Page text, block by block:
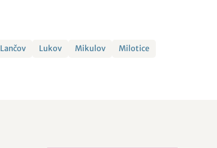
Lančov Lukov Mikulov
Milotice